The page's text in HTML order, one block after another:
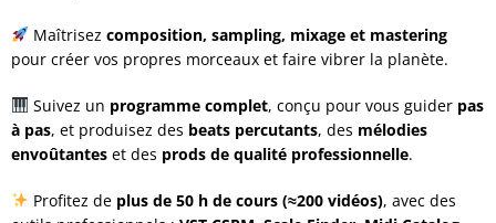
Maîtrisez composition, sampling, mixage et mastering
pour créer vos propres morceaux et faire vibrer la planète.
Suivez un programme complet, conçu pour vous guider pas
à pas, et produisez des beats percutants, des mélodies
envoûtantes et des prods de qualité professionnelle.
Profitez de plus de 50 h de cours (≈200 vidéos), avec des